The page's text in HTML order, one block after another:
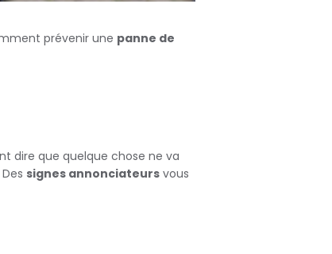
prévenir une panne de
dire que quelque chose ne va
signes annonciateurs vous